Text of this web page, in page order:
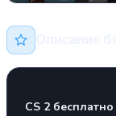
CS 2 бесплатно